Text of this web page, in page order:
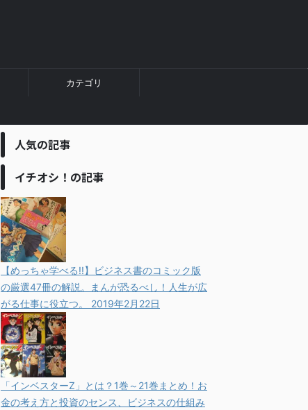
カテゴリ
人気の記事
イチオシ！の記事
【めっちゃ学べる!!】ビジネス書のコミック版
の厳選47冊の解説。まんが恐るべし！人生が広
がる仕事に役立つ。 2019年2月22日
「インベスターZ」とは？1巻～21巻まとめ！お
金の考え方と投資のセンス、ビジネスの仕組み